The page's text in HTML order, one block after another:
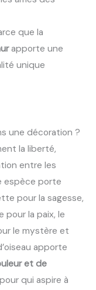
que la
apporte une
unique
une décoration ?
la liberté,
entre les
espèce porte
pour la sagesse,
pour la paix, le
le mystère et
apporte
et de
qui aspire à